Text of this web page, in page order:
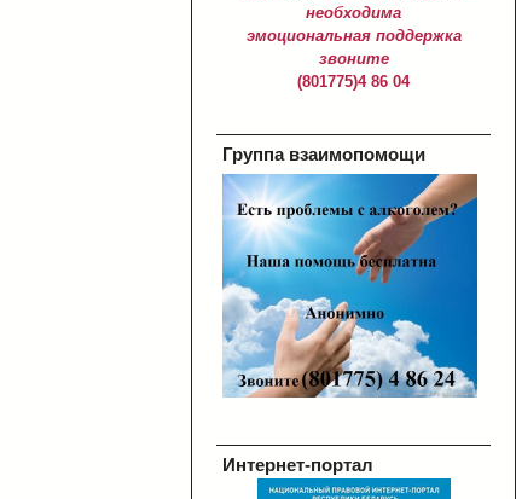
необходима
эмоциональная поддержка
звоните
(801775)4 86 04
Группа взаимопомощи
Интернет-портал